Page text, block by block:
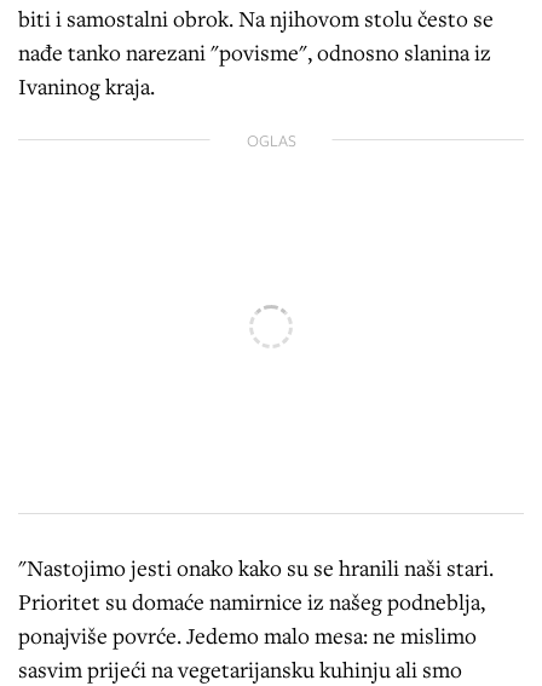
biti i samostalni obrok. Na njihovom stolu često se
nađe tanko narezani "povisme", odnosno slanina iz
Ivaninog kraja.
OGLAS
"Nastojimo jesti onako kako su se hranili naši stari.
Prioritet su domaće namirnice iz našeg podneblja,
ponajviše povrće. Jedemo malo mesa: ne mislimo
sasvim prijeći na vegetarijansku kuhinju ali smo